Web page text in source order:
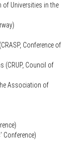
of Universities in the
Conference of
(CRUP, Council of
Association of
Conference)